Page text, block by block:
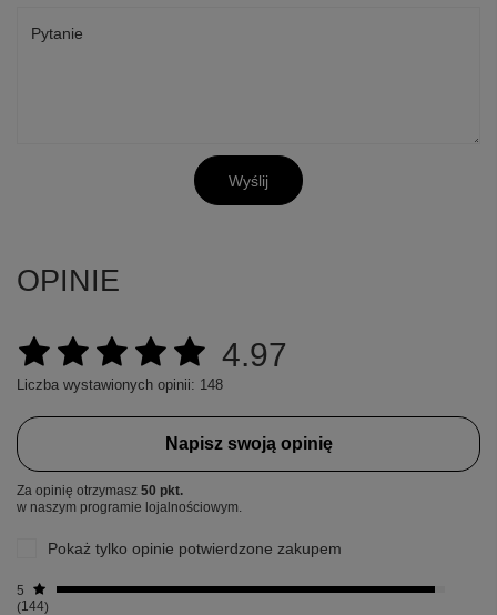
Pytanie
Wyślij
OPINIE
4.97
Liczba wystawionych opinii: 148
Napisz swoją opinię
Za opinię otrzymasz 50 pkt.
w naszym programie lojalnościowym.
Pokaż tylko opinie potwierdzone zakupem
5
144